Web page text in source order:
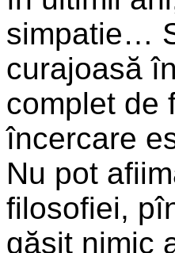
simpa­tie…
curajoasă
complet de
încercare
Nu pot
filosofiei,
găsit nimic